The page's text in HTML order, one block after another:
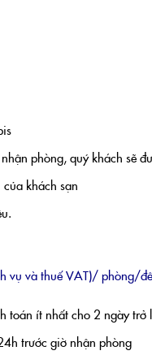
phòng, quý khách sẽ
khách sạn
vụ và thuế VAT)/ phòng/
toán ít nhất cho 2 ngày trở
trước giờ nhận phòng